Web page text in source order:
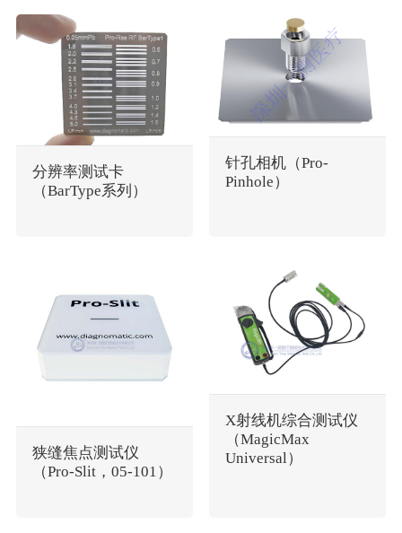
分辨率测试卡
（BarType系列）
针孔相机（Pro-
Pinhole）
狭缝焦点测试仪
（Pro-Slit，05-101）
X射线机综合测试仪
（MagicMax
Universal）